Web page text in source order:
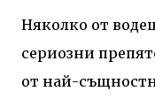
Няколко от
сериозни
от най-